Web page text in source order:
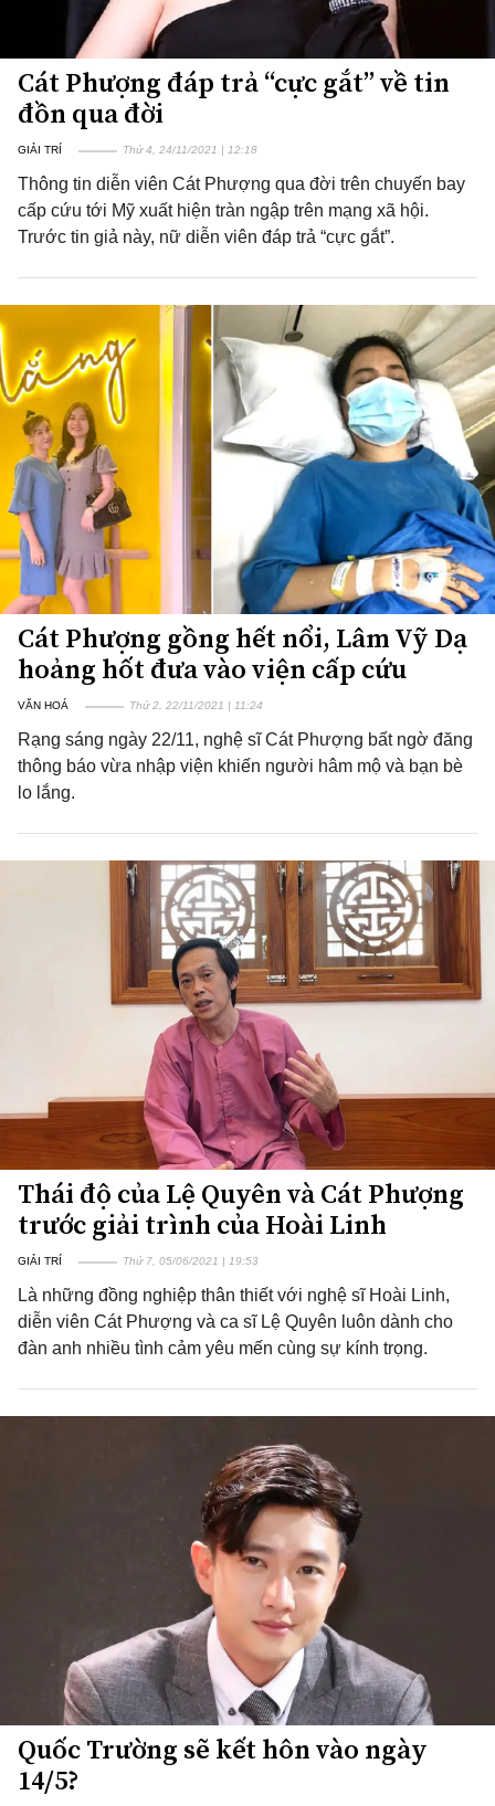
Cát Phượng đáp trả “cực gắt” về tin
đồn qua đời
GIẢI TRÍ Thứ 4, 24/11/2021 | 12:18
Thông tin diễn viên Cát Phượng qua đời trên chuyến bay
cấp cứu tới Mỹ xuất hiện tràn ngập trên mạng xã hội.
Trước tin giả này, nữ diễn viên đáp trả “cực gắt”.
Cát Phượng gồng hết nổi, Lâm Vỹ Dạ
hoảng hốt đưa vào viện cấp cứu
VĂN HOÁ Thứ 2, 22/11/2021 | 11:24
Rạng sáng ngày 22/11, nghệ sĩ Cát Phượng bất ngờ đăng
thông báo vừa nhập viện khiến người hâm mộ và bạn bè
lo lắng.
Thái độ của Lệ Quyên và Cát Phượng
trước giải trình của Hoài Linh
GIẢI TRÍ Thứ 7, 05/06/2021 | 19:53
Là những đồng nghiệp thân thiết với nghệ sĩ Hoài Linh,
diễn viên Cát Phượng và ca sĩ Lệ Quyên luôn dành cho
đàn anh nhiều tình cảm yêu mến cùng sự kính trọng.
Quốc Trường sẽ kết hôn vào ngày
14/5?